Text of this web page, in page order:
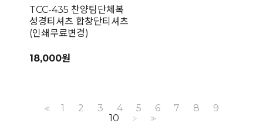
TCC-435 찬양팀단체복
성경티셔츠 합창단티셔츠
(인쇄무료변경)
18,000원
<< 1 2 3 4 5 6 7 8
9
10
> >>